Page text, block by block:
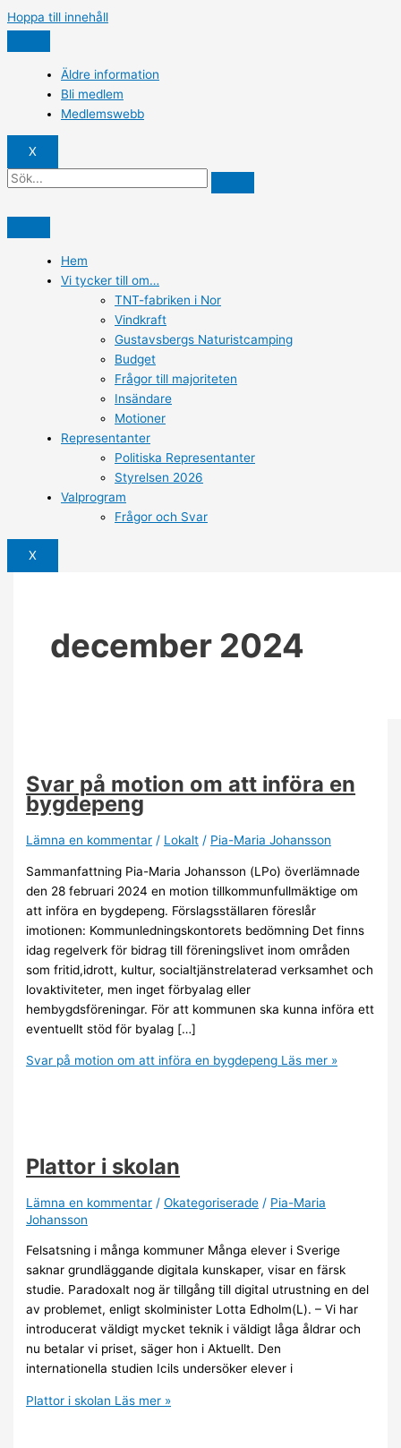
Hoppa till innehåll
Äldre information
Bli medlem
Medlemswebb
X
Hem
Vi tycker till om…
TNT-fabriken i Nor​
Vindkraft
Gustavsbergs Naturistcamping
Budget
Frågor till majoriteten
Insändare
Motioner
Representanter
Politiska Representanter
Styrelsen 2026
Valprogram
Frågor och Svar
X
december 2024
Svar på motion om att införa en
bygdepeng
Lämna en kommentar / Lokalt / Pia-Maria Johansson
Sammanfattning Pia-Maria Johansson (LPo) överlämnade
den 28 februari 2024 en motion tillkommunfullmäktige om
att införa en bygdepeng. Förslagsställaren föreslår
imotionen: Kommunledningskontorets bedömning Det finns
idag regelverk för bidrag till föreningslivet inom områden
som fritid,idrott, kultur, socialtjänstrelaterad verksamhet och
lovaktiviteter, men inget förbyalag eller
hembygdsföreningar. För att kommunen ska kunna införa ett
eventuellt stöd för byalag […]
Svar på motion om att införa en bygdepeng Läs mer »
Plattor i skolan
Lämna en kommentar /Okategoriserade / Pia-Maria
Johansson
Felsatsning i många kommuner Många elever i Sverige
saknar grundläggande digitala kunskaper, visar en färsk
studie. Paradoxalt nog är tillgång till digital utrustning en del
av problemet, enligt skolminister Lotta Edholm(L). – Vi har
introducerat väldigt mycket teknik i väldigt låga åldrar och
nu betalar vi priset, säger hon i Aktuellt. Den
internationella studien Icils undersöker elever i
Plattor i skolan Läs mer »